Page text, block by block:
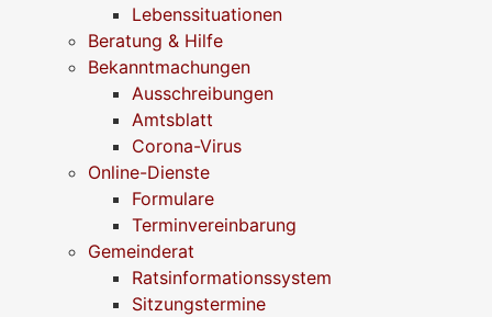
Lebenssituationen
Beratung & Hilfe
Bekanntmachungen
Ausschreibungen
Amtsblatt
Corona-Virus
Online-Dienste
Formulare
Terminvereinbarung
Gemeinderat
Ratsinformationssystem
Sitzungstermine